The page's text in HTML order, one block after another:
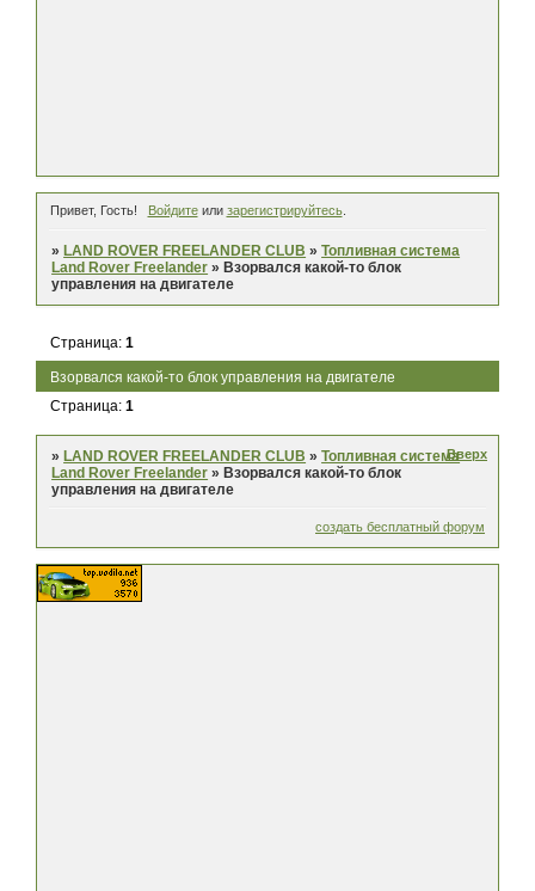
Привет, Гость! Войдитеили зарегистрируйтесь.
» LAND ROVER FREELANDER CLUB »Топливная система
Land Rover Freelander » Взорвался какой-то блок
управления на двигателе
Взорвался какой-то блок управления на двигателе
Страница:1
Страница:1
»LAND ROVER FREELANDER CLUB »Топливная система
Land Rover Freelander »Взорвался какой-то блок
управления на двигателе
Вверх
создать бесплатный форум